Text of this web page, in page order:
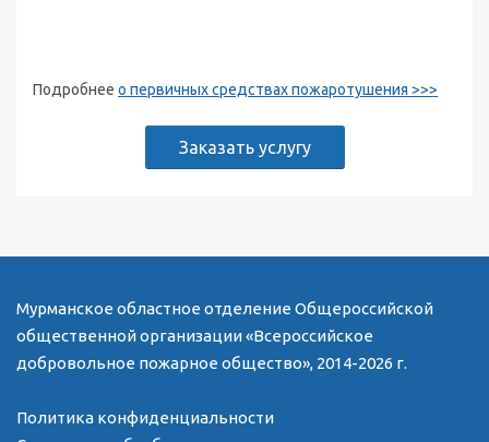
Подробнее о первичных средствах пожаротушения >>>
Заказать услугу
Мурманское областное отделение Общероссийской
общественной организации «Всероссийское
добровольное пожарное общество», 2014-2026 г.
Политика конфиденциальности